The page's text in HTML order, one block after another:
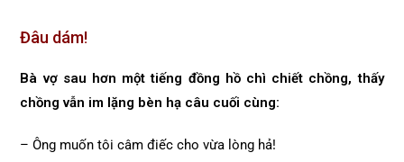
Đâu dám!
Bà vợ sau hơn một tiếng đồng hồ chì chiết chồng, thấy
chồng vẫn im lặng bèn hạ câu cuối cùng:
– Ông muốn tôi câm điếc cho vừa lòng hả!